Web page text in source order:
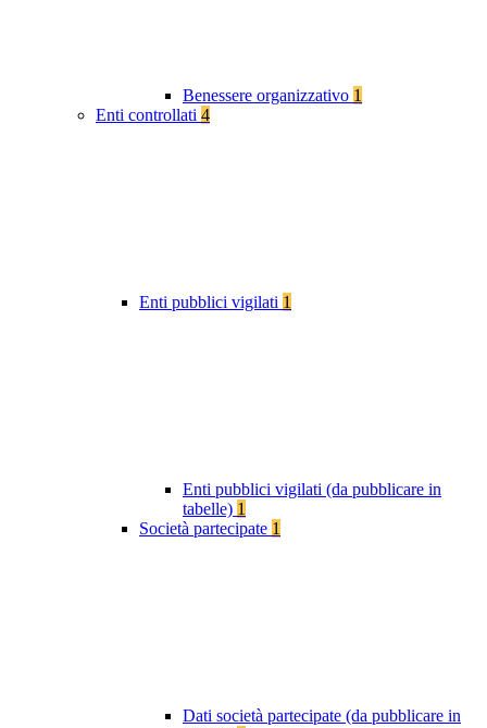
Benessere organizzativo 1
Enti controllati 4
Enti pubblici vigilati 1
Enti pubblici vigilati (da pubblicare in
tabelle) 1
Società partecipate 1
Dati società partecipate (da pubblicare in